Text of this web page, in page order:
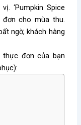
‘Pumpkin Spice
cho mùa thu.
ngờ, khách hàng
đơn của bạn